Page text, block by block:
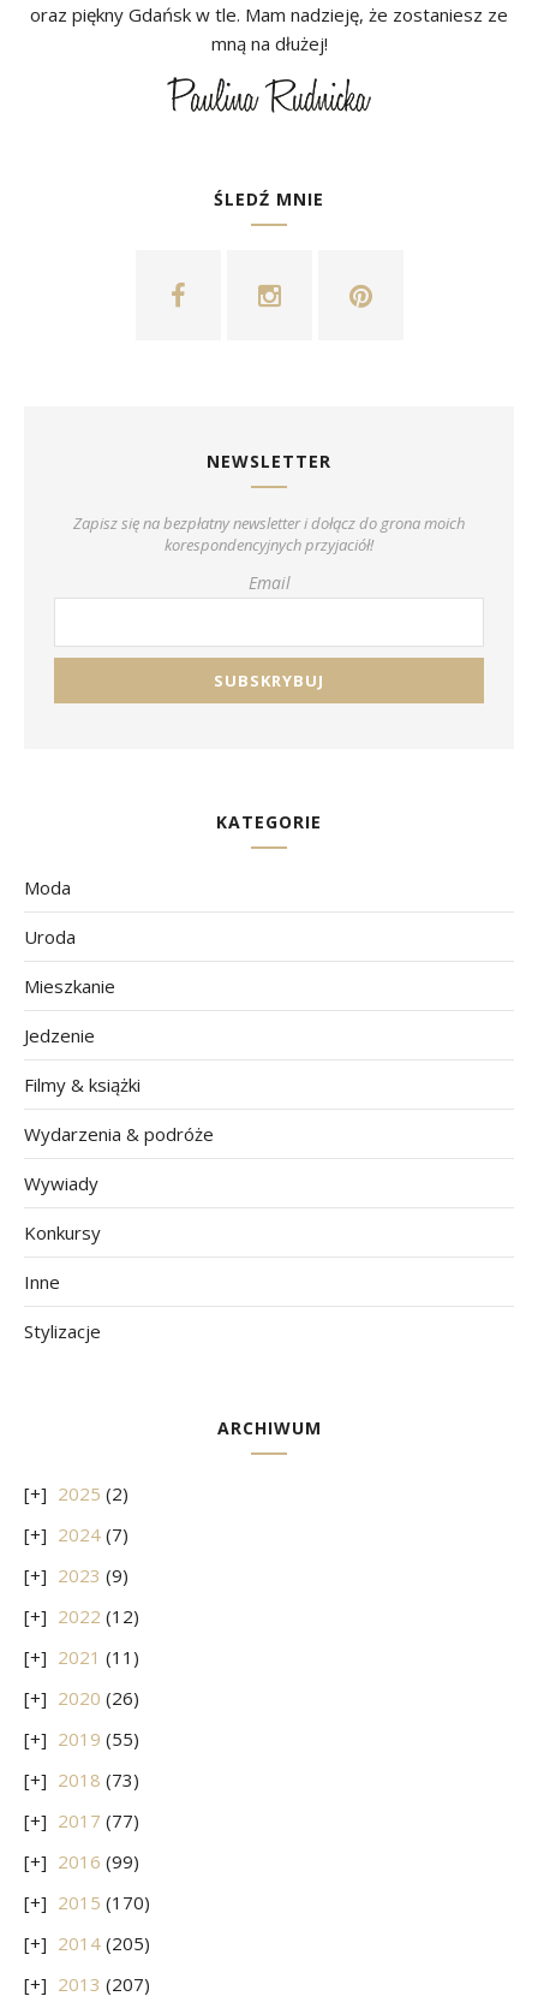
oraz piękny Gdańsk w tle. Mam nadzieję, że zostaniesz ze
mną na dłużej!
ŚLEDŹ MNIE
NEWSLETTER
Zapisz się na bezpłatny newsletter i dołącz do grona moich
korespondencyjnych przyjaciół!
Email
KATEGORIE
Moda
Uroda
Mieszkanie
Jedzenie
Filmy & książki
Wydarzenia & podróże
Wywiady
Konkursy
Inne
Stylizacje
ARCHIWUM
2025 (2)
2024 (7)
2023 (9)
2022 (12)
2021 (11)
2020 (26)
2019 (55)
2018 (73)
2017 (77)
2016 (99)
2015 (170)
2014 (205)
2013 (207)